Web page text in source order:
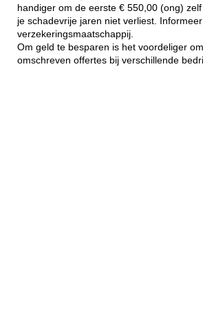
handiger om de eerste € 550,00 (ong)
je schadevrije jaren niet verliest.
verzekeringsmaatschappij.
Om geld te besparen is het voordeliger
omschreven offertes bij verschillende